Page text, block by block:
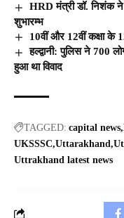
HRD मंत्री डॉ. निशंक ने
शुभारम्भ
10वीं और 12वीं कक्षा के
हल्द्वानी: पुलिस ने 700
हुआ था विवाद
TAGGED: capital news
UKSSSC Uttarakhand
Uttrakhand latest news